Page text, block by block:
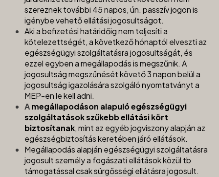
szereznek további 45 napos, ún. passzív jogon is
igénybe vehető ellátási jogosultságot.
Aki a befizetési határidőig nem teljesíti a
kötelezettségét, a következő hónaptól elveszti az
egészségügyi szolgáltatásra jogosultságát, és
ezzel egyben a megállapodás is megszűnik. A
jogosultság megszűnését követő 3 napon belül a
jogosultság igazolására szolgáló nyomtatványt a
MEP-en le kell adni.
Amegállapodáson alapuló egészségügyi
szolgáltatások szűkebb ellátási kört
biztosítanak, mint az egyéb jogviszony alapján az
egészségbiztosítás keretében járó ellátások.
Megállapodás alapján egészségügyi szolgáltatásra
jogosult személy a fogászati ellátások közül tb
támogatással csak sürgősségi ellátásra jogosult.